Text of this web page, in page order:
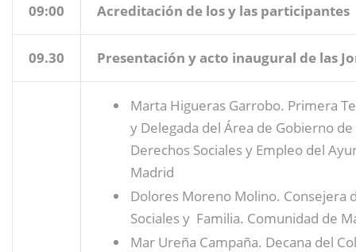
09:00 Acreditación de los y las participantes
09.30 Presentación y acto inaugural de las
Marta Higueras Garrobo. Primera
y Delegada del Área de Gobierno de
Derechos Sociales y Empleo del
Madrid
Dolores Moreno Molino. Consejera
Sociales y Familia. Comunidad de
Mar Ureña Campaña. Decana del